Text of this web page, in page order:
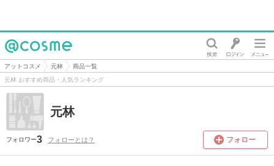
@cosme
アットコスメ 元林
商品一覧
元林 おすすめ商品・人気ランキング
元林
フォロワー3 フォローとは？ フォロー